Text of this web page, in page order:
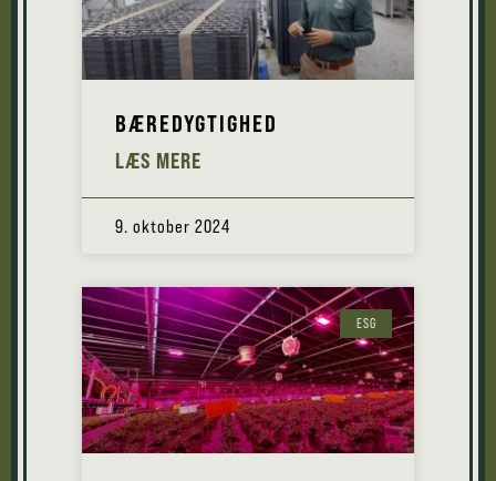
BÆREDYGTIGHED
LÆS MERE
9. oktober 2024
ESG